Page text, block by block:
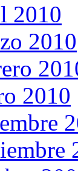
2010
2010
2010